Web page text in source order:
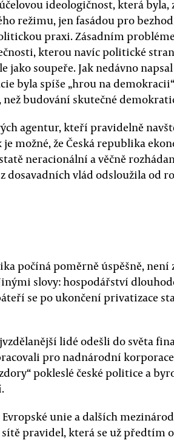
ideologičnost, která byla,
režimu, jen fasádou pro
praxi. Zásadním
kterou navíc politické
jako soupeře. Jak nedávno
byla spíše „hrou na
budování skutečné
agentur, kteří pravidelně
je možné, že Česká republika
neracionální a věčně
dosavadních vlád odsloužila od
počíná poměrně úspěšně,
slovy: hospodářství
se po ukončení privatizace
lidé odešli do světa
pro nadnárodní
pokleslé české politice a
unie a dalších
pravidel, která se už předtím